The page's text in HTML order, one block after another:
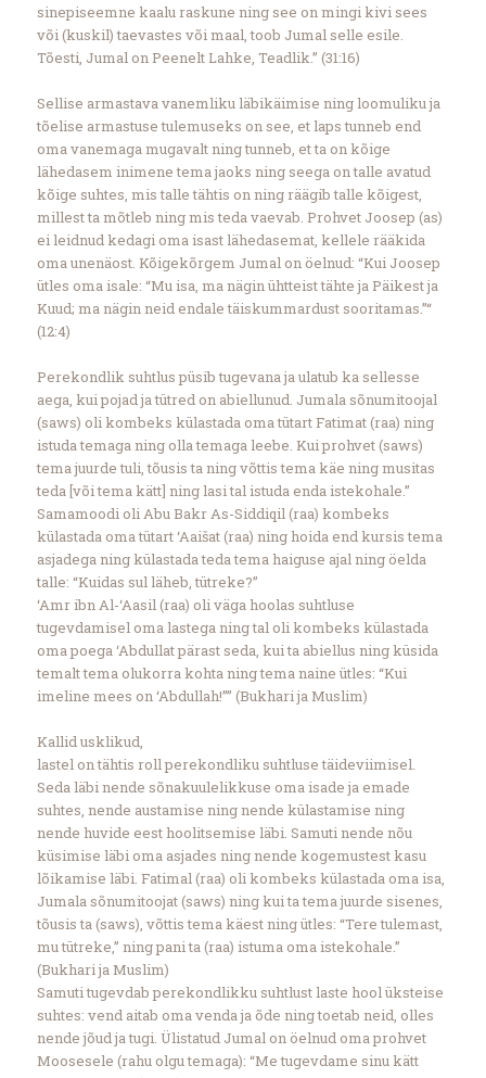
sinepiseemne kaalu raskune ning see on mingi kivi sees
või (kuskil) taevastes või maal, toob Jumal selle esile.
Tõesti, Jumal on Peenelt Lahke, Teadlik.” (31:16)
Sellise armastava vanemliku läbikäimise ning loomuliku ja
tõelise armastuse tulemuseks on see, et laps tunneb end
oma vanemaga mugavalt ning tunneb, et ta on kõige
lähedasem inimene tema jaoks ning seega on talle avatud
kõige suhtes, mis talle tähtis on ning räägib talle kõigest,
millest ta mõtleb ning mis teda vaevab. Prohvet Joosep (as)
ei leidnud kedagi oma isast lähedasemat, kellele rääkida
oma unenäost. Kõigekõrgem Jumal on öelnud: “Kui Joosep
ütles oma isale: “Mu isa, ma nägin ühtteist tähte ja Päikest ja
Kuud; ma nägin neid endale täiskummardust sooritamas.”“
(12:4)
Perekondlik suhtlus püsib tugevana ja ulatub ka sellesse
aega, kui pojad ja tütred on abiellunud. Jumala sõnumitoojal
(saws) oli kombeks külastada oma tütart Fatimat (raa) ning
istuda temaga ning olla temaga leebe. Kui prohvet (saws)
tema juurde tuli, tõusis ta ning võttis tema käe ning musitas
teda [või tema kätt] ning lasi tal istuda enda istekohale.”
Samamoodi oli Abu Bakr As-Siddiqil (raa) kombeks
külastada oma tütart ‘Aaišat (raa) ning hoida end kursis tema
asjadega ning külastada teda tema haiguse ajal ning öelda
talle: “Kuidas sul läheb, tütreke?”
‘Amr ibn Al-‘Aasil (raa) oli väga hoolas suhtluse
tugevdamisel oma lastega ning tal oli kombeks külastada
oma poega ‘Abdullat pärast seda, kui ta abiellus ning küsida
temalt tema olukorra kohta ning tema naine ütles: “Kui
imeline mees on ‘Abdullah!”” (Bukhari ja Muslim)
Kallid usklikud,
lastel on tähtis roll perekondliku suhtluse täideviimisel.
Seda läbi nende sõnakuulelikkuse oma isade ja emade
suhtes, nende austamise ning nende külastamise ning
nende huvide eest hoolitsemise läbi. Samuti nende nõu
küsimise läbi oma asjades ning nende kogemustest kasu
lõikamise läbi. Fatimal (raa) oli kombeks külastada oma isa,
Jumala sõnumitoojat (saws) ning kui ta tema juurde sisenes,
tõusis ta (saws), võttis tema käest ning ütles: “Tere tulemast,
mu tütreke,” ning pani ta (raa) istuma oma istekohale.”
(Bukhari ja Muslim)
Samuti tugevdab perekondlikku suhtlust laste hool üksteise
suhtes: vend aitab oma venda ja õde ning toetab neid, olles
nende jõud ja tugi. Ülistatud Jumal on öelnud oma prohvet
Moosesele (rahu olgu temaga): “Me tugevdame sinu kätt